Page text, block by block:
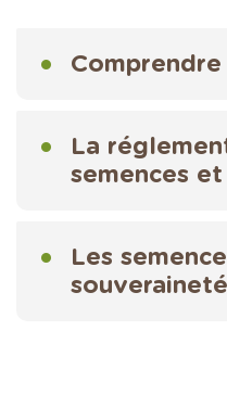
Comprendre
La
semences
Les